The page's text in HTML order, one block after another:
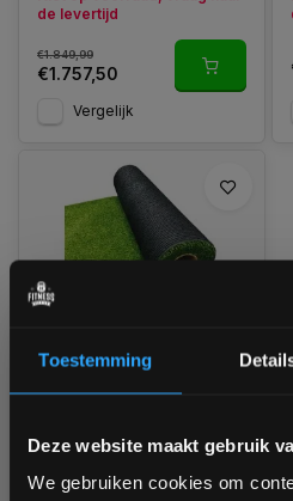
Toestemming
Deze website maakt gebruik
We gebruiken cookies om
de levertijd
€1.849,99
€1.757,50
Vergelijk
Toorx Professional
Niet op voorraad, vraag naar
Bam! 5% korting